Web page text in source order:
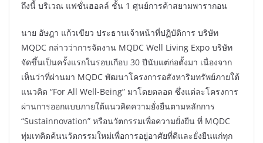
ถึงนี้ บริเวณ แฟชั่นฮอลล์ ชั้น 1 ศูนย์การค้าสยามพารากอน
นาย อัษฎา แก้วเขียว ประธานเจ้าหน้าที่ปฏิบัติการ บริษัท
MQDC กล่าวว่าการจัดงาน MQDC Well Living Expo บริษัท
จัดขึ้นเป็นครั้งแรกในรอบเกือบ 30 ปีนับแต่ก่อตั้งมา เนื่องจาก
เห็นว่าที่ผ่านมา MQDC พัฒนาโครงการอสังหาริมทรัพย์ภายใต้
แนวคิด “For All Well-Being” มาโดยตลอด ซึ่งแต่ละโครงการ
ผ่านการออกแบบภายใต้แนวคิดความยั่งยืนตามหลักการ
“Sustainnovation” หรือนวัตกรรมเพื่อความยั่งยืน ที่ MQDC
ทุ่มเทคิดค้นนวัตกรรมใหม่เพื่อการอยู่อาศัยที่ดีและยั่งยืนแก่ทุก